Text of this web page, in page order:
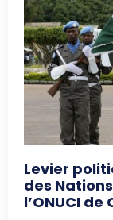
Levier
des
l’ONUCI de